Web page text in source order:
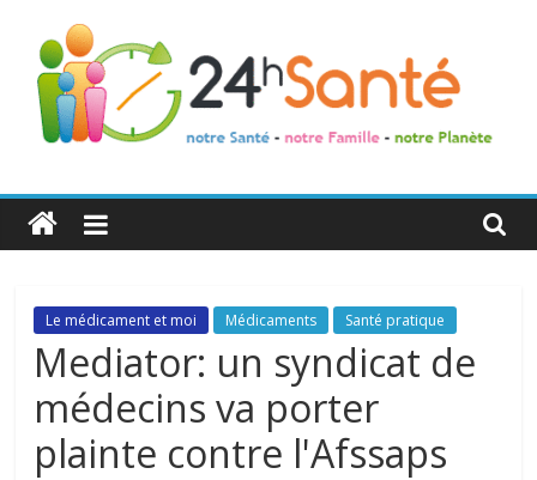
24h
Santé
La
santé
toute
famille
Le médicament et moi Médicaments Santé pratique
Mediator: un syndicat de
médecins va porter
plainte contre l'Afssaps